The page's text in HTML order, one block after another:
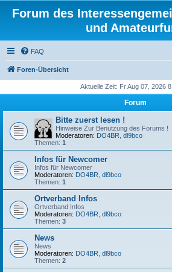
Forum des
und
FAQ
Foren-Übersicht
Aktuelle Zeit: Fr Aug 07, 2026
Forum
Bitte zuerst lesen !
Hinweise Zur Benutzung des Forums !
Moderatoren: DO4BR dl9bco
Themen: 1
Infos für Newcomer
Infos für Newcomer
Moderatoren: DO4BR dl9bco
Themen: 1
Ortverband Infos
Ortverband Infos
Moderatoren: DO4BR dl9bco
Themen: 3
News
News
Moderatoren: DO4BR dl9bco
Themen: 2